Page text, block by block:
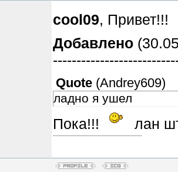
cool09, Привет!!!
Добавлено
Quote (Andrey609)
ладно я ушел
Пока!!! лан